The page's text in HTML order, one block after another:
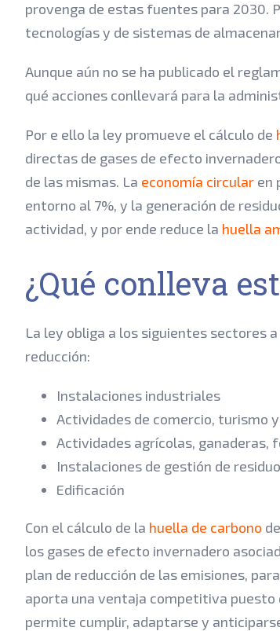
provenga de estas fuentes para 2030.
tecnologías y de sistemas de
Aunque aún no se ha publicado el
qué acciones conllevará para la
Por e ello la ley promueve el cálculo de
directas de gases de efecto
de las mismas. La economía circular en
entorno al 7%, y la generación de
actividad, y por ende reduce la huella
¿Qué conlleva
La ley obliga a los siguientes sectores
reducción:
Instalaciones industriales
Actividades de comercio, turismo
Actividades agrícolas, ganaderas,
Instalaciones de gestión de
Edificación
Con el cálculo de la huella de carbono
los gases de efecto invernadero
plan de reducción de las emisiones,
aporta una ventaja competitiva puesto
permite cumplir, adaptarse y